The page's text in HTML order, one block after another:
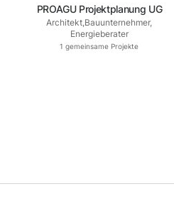
PROAGU Projektplanung UG
Architekt,Bauunternehmer,
Energieberater
1 gemeinsame Projekte